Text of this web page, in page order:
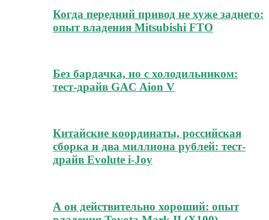
Когда передний привод не хуже заднего:
опыт владения Mitsubishi FTO
Без бардачка, но с холодильником:
тест-драйв GAC Aion V
Китайские координаты, российская
сборка и два миллиона рублей: тест-
драйв Evolute i-Joy
А он действительно хороший: опыт